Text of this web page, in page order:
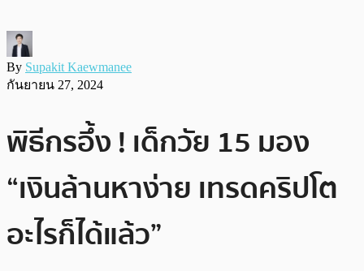
By Supakit Kaewmanee
กันยายน 27, 2024
พิธีกรอึ้ง ! เด็กวัย 15 มอง
“เงินล้านหาง่าย เทรดคริปโต
อะไรก็ได้แล้ว”